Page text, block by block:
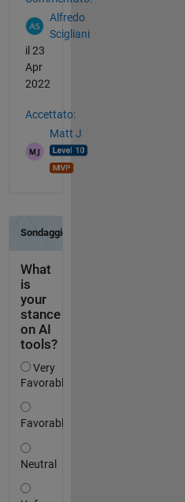
Alfredo
Scigliani
il 23
Apr
2022
Accettato:
Matt J